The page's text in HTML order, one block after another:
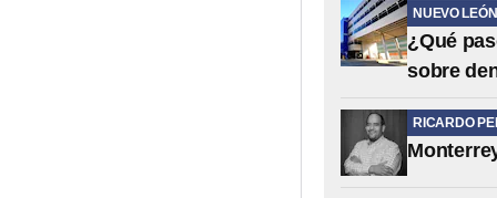
NUEVO LEÓN
¿Qué
sobre
RICARDO